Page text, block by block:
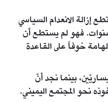
إزالة الانعدام السياسي
فهو لم يستطع أن
خوفاً على القاعدة
بينما نجد أنّ
نحو المجتمع اليميني.